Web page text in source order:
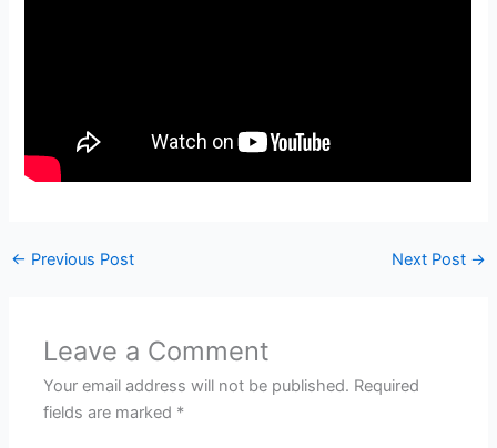
← Previous Post Next Post →
Leave a Comment
Your email address will not be published. Required
fields are marked *